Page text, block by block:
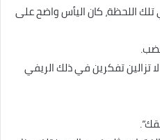
اللحظة، كان اليأس واضح على
لا تزالين تفكرين في ذلك الريفي